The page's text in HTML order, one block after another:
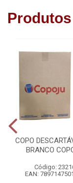
COPO
BRANCO
Código:
EAN: